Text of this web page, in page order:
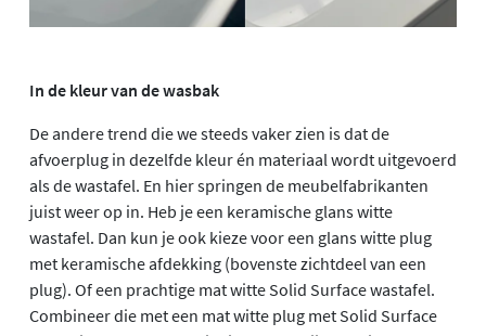
In de kleur van de wasbak
De andere trend die we steeds vaker zien is dat de
afvoerplug in dezelfde kleur én materiaal wordt uitgevoerd
als de wastafel. En hier springen de meubelfabrikanten
juist weer op in. Heb je een keramische glans witte
wastafel. Dan kun je ook kieze voor een glans witte plug
met keramische afdekking (bovenste zichtdeel van een
plug). Of een prachtige mat witte Solid Surface wastafel.
Combineer die met een mat witte plug met Solid Surface